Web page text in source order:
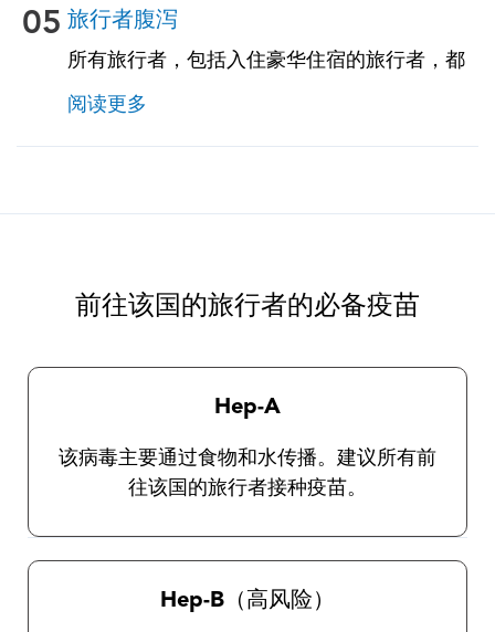
05 旅行者腹泻
所有旅行者，包括入住豪华住宿的旅行者，都
存在很高的风险，因为旅行者的腹泻会影响多
达50％的旅行者。建议对食物和饮料采取预防
措施。建议旅行者携带用于腹泻、恶心和呕吐
自我治疗药物，包括紧急抗生素，以防您在旅
阅读更多
前往该国的旅行者的必备疫苗
Hep-A
该病毒主要通过食物和水传播。建议所有前
往该国的旅行者接种疫苗。
Hep-B（高风险）